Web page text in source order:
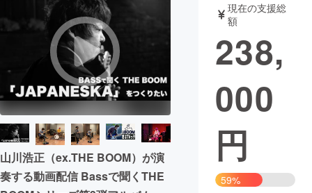
テクノロジー・ガジェット
映像・映画 書籍・雑誌
ビジネス・起業 チャレンジ
まちづくり・地域活性化
CAMPFIRE for Social Good
CAMPFIRE Creation
山川浩正（ex.THE BOOM）が演
奏する動画配信 Bassで聞くTHE
現在の支援総
額
238,
000
円
59%